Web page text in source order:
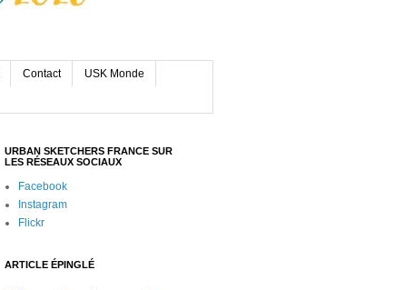
Contact USK Monde
URBAN SKETCHERS FRANCE SUR
LES RÉSEAUX SOCIAUX
Facebook
Instagram
Flickr
ARTICLE ÉPINGLÉ